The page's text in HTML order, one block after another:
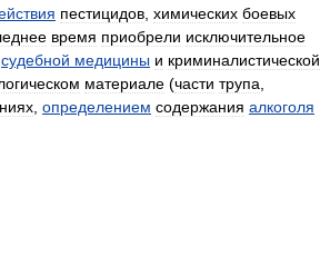
пестицидов химических боевых
время приобрели исключительное
судебной медицины и криминалистической
материале (части трупа
определением содержания алкоголя